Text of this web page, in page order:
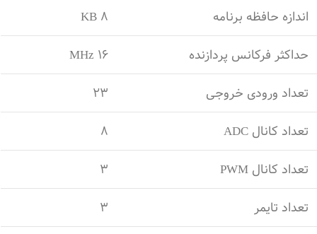
اندازه حافظه برنامه
8 KB
حداکثر فرکانس پردازنده
16 MHz
تعداد ورودی خروجی
23
تعداد کانال ADC
8
تعداد کانال PWM
3
تعداد تایمر
3